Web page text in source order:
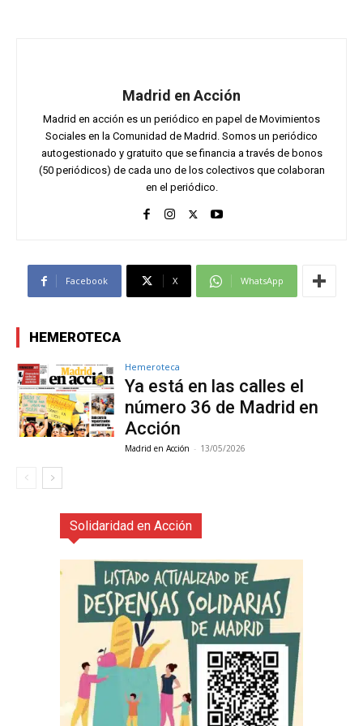
Madrid en Acción
Madrid en acción es un periódico en papel de Movimientos
Sociales en la Comunidad de Madrid. Somos un periódico
autogestionado y gratuito que se financia a través de bonos
(50 periódicos) de cada uno de los colectivos que colaboran
en el periódico.
Facebook X WhatsApp
HEMEROTECA
Hemeroteca
Ya está en las calles el
número 36 de Madrid en
Acción
Madrid en Acción - 13/05/2026
Solidaridad en Acción